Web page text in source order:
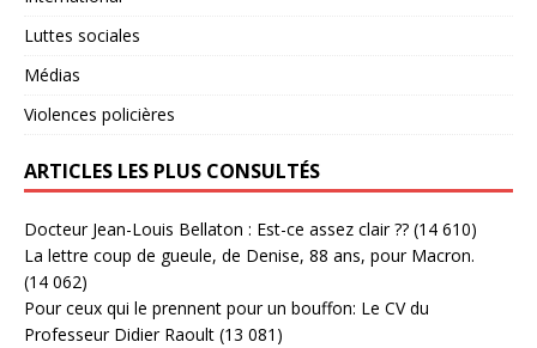
Luttes sociales
Médias
Violences policières
ARTICLES LES PLUS CONSULTÉS
Docteur Jean-Louis Bellaton : Est-ce assez clair ?? (14 610)
La lettre coup de gueule, de Denise, 88 ans, pour Macron.
(14 062)
Pour ceux qui le prennent pour un bouffon: Le CV du
Professeur Didier Raoult (13 081)